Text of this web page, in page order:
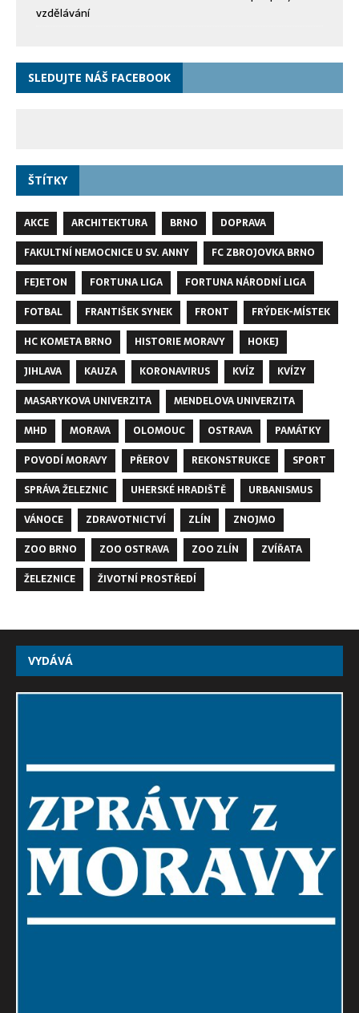
vzdělávání
SLEDUJTE NÁŠ FACEBOOK
ŠTÍTKY
AKCE ARCHITEKTURA BRNO
DOPRAVA
FAKULTNÍ NEMOCNICE U SV. ANNY
FC ZBROJOVKA BRNO
FEJETON
FORTUNA LIGA
FORTUNA NÁRODNÍ LIGA
FOTBAL
FRANTIŠEK SYNEK FRONT
FRÝDEK-MÍSTEK
HC KOMETA BRNO
HISTORIE MORAVY
HOKEJ
JIHLAVA
KAUZA KORONAVIRUS KVÍZ
KVÍZY
MASARYKOVA UNIVERZITA
MENDELOVA UNIVERZITA
MHD
MORAVA OLOMOUC OSTRAVA
PAMÁTKY
POVODÍ MORAVY
PŘEROV REKONSTRUKCE
SPORT
SPRÁVA ŽELEZNIC
UHERSKÉ HRADIŠTĚ
URBANISMUS
VÁNOCE
ZDRAVOTNICTVÍ ZLÍN
ZNOJMO
ZOO BRNO
ZOO OSTRAVA ZOO ZLÍN
ZVÍŘATA
ŽELEZNICE
ŽIVOTNÍ PROSTŘEDÍ
VYDÁVÁ